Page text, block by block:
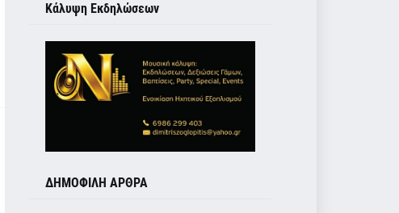
Κάλυψη Εκδηλώσεων
ΔΗΜΟΦΙΛΗ ΑΡΘΡΑ